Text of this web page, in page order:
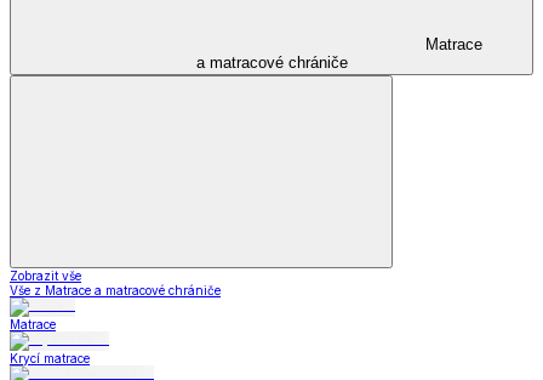
Matrace
a matracové chrániče
Zobrazit vše
Vše z Matrace a matracové chrániče
Matrace
Krycí matrace